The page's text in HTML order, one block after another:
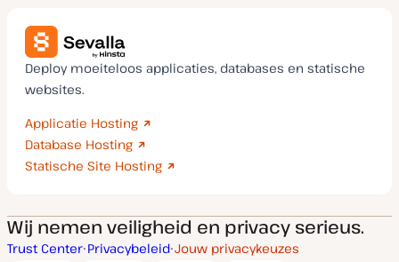
Deploy moeiteloos applicaties, databases en statische
websites.
Applicatie Hosting
Database Hosting
Statische Site Hosting
Wij nemen veiligheid en privacy serieus.
Trust Center Privacybeleid Jouw privacykeuzes